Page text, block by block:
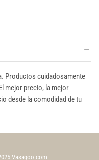
Productos cuidadosamente
mejor precio, la mejor
desde la comodidad de tu
Vasagoo.com